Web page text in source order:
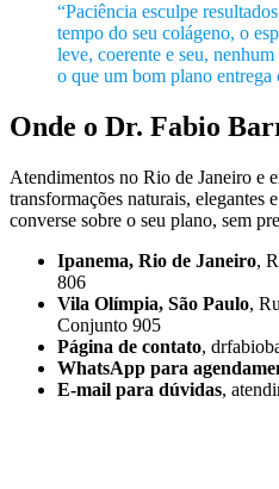
“Paciência esculpe
tempo do seu colágeno, o
leve, coerente e seu,
o que um bom plano entrega
Onde o Dr. Fabio
Atendimentos no Rio de Janeiro e
transformações naturais, elegantes
converse sobre o seu plano, sem
Ipanema, Rio de Janeiro,
806
Vila Olímpia, São Paulo,
Conjunto 905
Página de contato,
WhatsApp para
E-mail para dúvidas,